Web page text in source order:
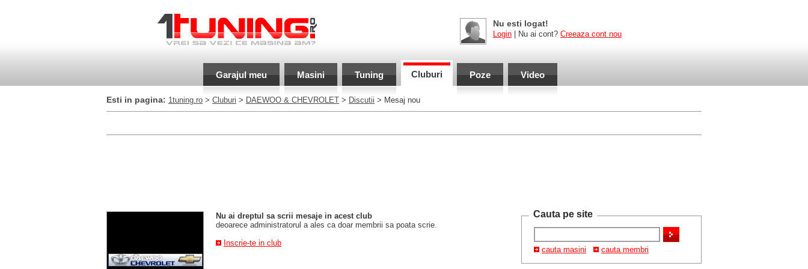
Nu esti logat!
Login | Nu ai cont? Creeaza cont nou
Garajul meu Masini Tuning Cluburi Poze Video
Esti in pagina: 1tuning.ro > Cluburi > DAEWOO & CHEVROLET > Discutii > Mesaj nou
Cauta pe site
cauta masini cauta membri
Nu ai dreptul sa scrii mesaje in acest club
deoarece administratorul a ales ca doar membrii sa poata scrie.
Inscrie-te in club